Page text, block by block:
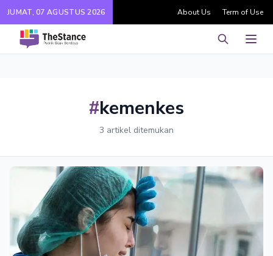
JUMAT, 07 AGUSTUS 2026 About Us Term of Use
Pencarian
#kemenkes
3 artikel ditemukan